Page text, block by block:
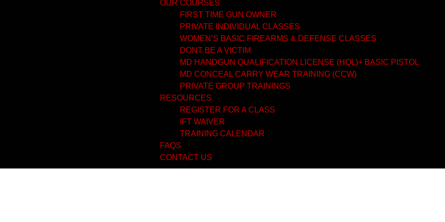
OUR COURSES
FIRST TIME GUN OWNER
PRIVATE INDIVIDUAL CLASSES
WOMEN’S BASIC FIREARMS & DEFENSE CLASSES
DONT BE A VICTIM
MD HANDGUN QUALIFICATION LICENSE (HQL)+ BASIC PISTOL
MD CONCEAL CARRY WEAR TRAINING (CCW)
PRIVATE GROUP TRAININGS
RESOURCES
REGISTER FOR A CLASS
IFT WAIVER
TRAINING CALENDAR
FAQS
CONTACT US